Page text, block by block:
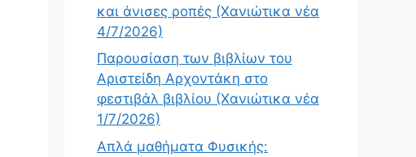
και άνισες ροπές (Χανιώτικα νέα
4/7/2026)
Παρουσίαση των βιβλίων του
Αριστείδη Αρχοντάκη στο
φεστιβάλ βιβλίου (Χανιώτικα νέα
1/7/2026)
Απλά μαθήματα Φυσικής: